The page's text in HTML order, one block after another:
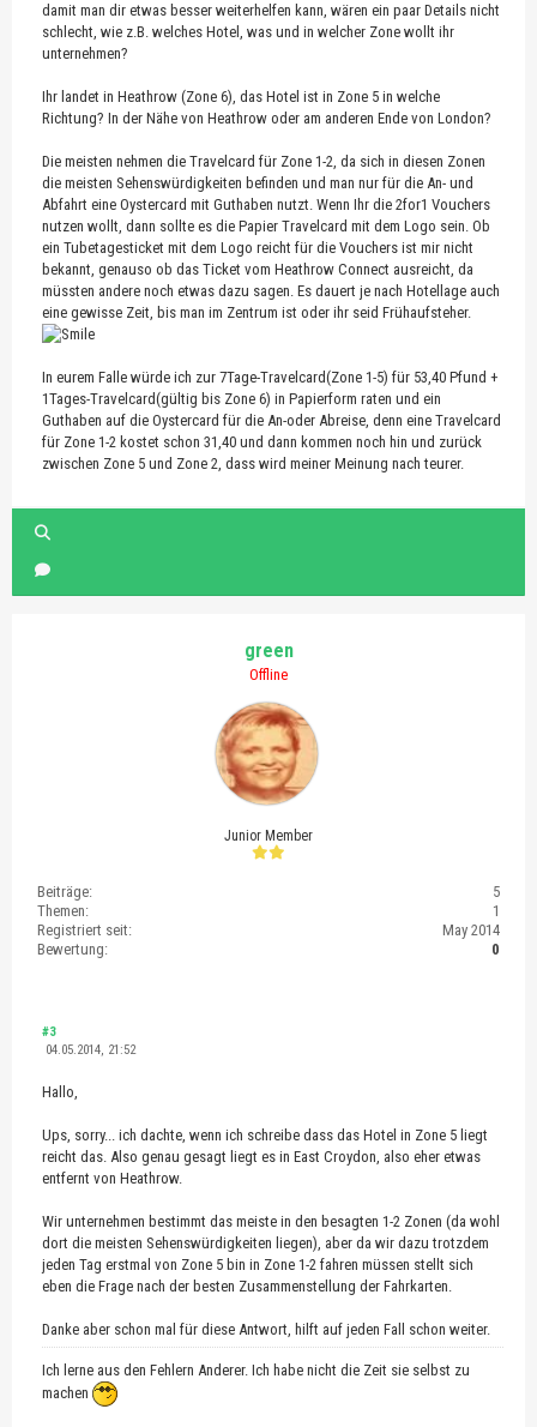
damit man dir etwas besser weiterhelfen kann, wären ein paar Details nicht
schlecht, wie z.B. welches Hotel, was und in welcher Zone wollt ihr
unternehmen?
Ihr landet in Heathrow (Zone 6), das Hotel ist in Zone 5 in welche
Richtung? In der Nähe von Heathrow oder am anderen Ende von London?
Die meisten nehmen die Travelcard für Zone 1-2, da sich in diesen Zonen
die meisten Sehenswürdigkeiten befinden und man nur für die An- und
Abfahrt eine Oystercard mit Guthaben nutzt. Wenn Ihr die 2for1 Vouchers
nutzen wollt, dann sollte es die Papier Travelcard mit dem Logo sein. Ob
ein Tubetagesticket mit dem Logo reicht für die Vouchers ist mir nicht
bekannt, genauso ob das Ticket vom Heathrow Connect ausreicht, da
müssten andere noch etwas dazu sagen. Es dauert je nach Hotellage auch
eine gewisse Zeit, bis man im Zentrum ist oder ihr seid Frühaufsteher.
In eurem Falle würde ich zur 7Tage-Travelcard(Zone 1-5) für 53,40 Pfund +
1Tages-Travelcard(gültig bis Zone 6) in Papierform raten und ein
Guthaben auf die Oystercard für die An-oder Abreise, denn eine Travelcard
für Zone 1-2 kostet schon 31,40 und dann kommen noch hin und zurück
zwischen Zone 5 und Zone 2, dass wird meiner Meinung nach teurer.
green
Offline
Junior Member
Beiträge:
5
Themen:
1
Registriert seit:
May 2014
Bewertung:
0
#3
04.05.2014, 21:52
Hallo,
Ups, sorry... ich dachte, wenn ich schreibe dass das Hotel in Zone 5 liegt
reicht das. Also genau gesagt liegt es in East Croydon, also eher etwas
entfernt von Heathrow.
Wir unternehmen bestimmt das meiste in den besagten 1-2 Zonen (da wohl
dort die meisten Sehenswürdigkeiten liegen), aber da wir dazu trotzdem
jeden Tag erstmal von Zone 5 bin in Zone 1-2 fahren müssen stellt sich
eben die Frage nach der besten Zusammenstellung der Fahrkarten.
Danke aber schon mal für diese Antwort, hilft auf jeden Fall schon weiter.
Ich lerne aus den Fehlern Anderer. Ich habe nicht die Zeit sie selbst zu
machen